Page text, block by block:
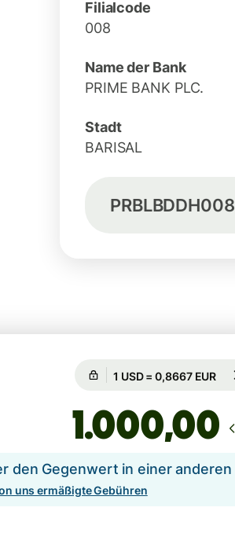
Filialcode
008
Name der Bank
PRIME BANK PLC.
Stadt
BARISAL
PRBLBDDH008
Garantiert für 13 Std.
,00
den Gegenwert in einer anderen
uns ermäßigte Gebühren